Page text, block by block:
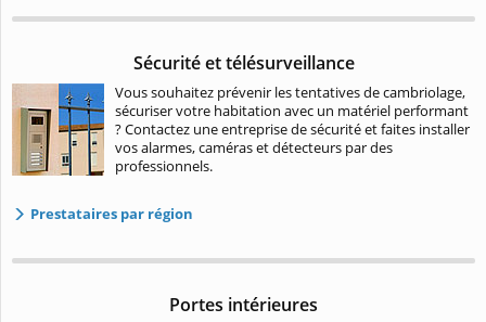
Sécurité et télésurveillance
Vous souhaitez prévenir les tentatives de cambriolage,
sécuriser votre habitation avec un matériel performant
? Contactez une entreprise de sécurité et faites installer
vos alarmes, caméras et détecteurs par des
professionnels.
Prestataires par région
Portes intérieures